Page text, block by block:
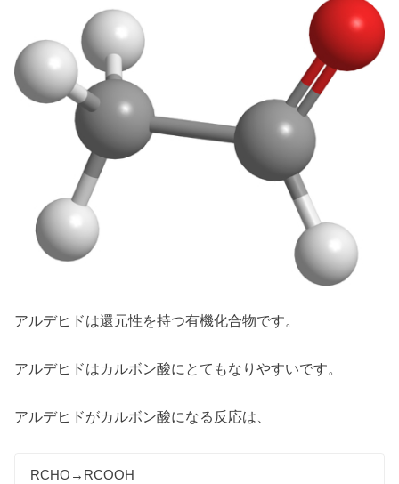
アルデヒドは還元性を持つ有機化合物です。
アルデヒドはカルボン酸にとてもなりやすいです。
アルデヒドがカルボン酸になる反応は、
RCHO→RCOOH